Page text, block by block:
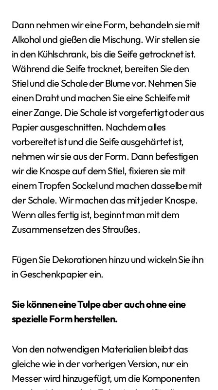
Dann nehmen wir eine Form, behandeln sie mit
Alkohol und gießen die Mischung. Wir stellen sie
in den Kühlschrank, bis die Seife getrocknet ist.
Während die Seife trocknet, bereiten Sie den
Stiel und die Schale der Blume vor. Nehmen Sie
einen Draht und machen Sie eine Schleife mit
einer Zange. Die Schale ist vorgefertigt oder aus
Papier ausgeschnitten. Nachdem alles
vorbereitet ist und die Seife ausgehärtet ist,
nehmen wir sie aus der Form. Dann befestigen
wir die Knospe auf dem Stiel, fixieren sie mit
einem Tropfen Sockel und machen dasselbe mit
der Schale. Wir machen das mit jeder Knospe.
Wenn alles fertig ist, beginnt man mit dem
Zusammensetzen des Straußes.
Fügen Sie Dekorationen hinzu und wickeln Sie ihn
in Geschenkpapier ein.
Sie können eine Tulpe aber auch ohne eine
spezielle Form herstellen.
Von den notwendigen Materialien bleibt das
gleiche wie in der vorherigen Version, nur ein
Messer wird hinzugefügt, um die Komponenten